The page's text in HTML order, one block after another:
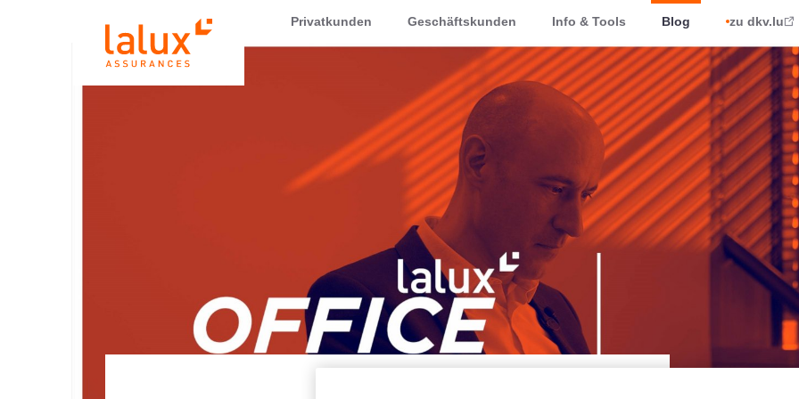
LALUX AssurancesPrivatkunden Geschäftskunden Info & Tools Blog zu dkv.lu